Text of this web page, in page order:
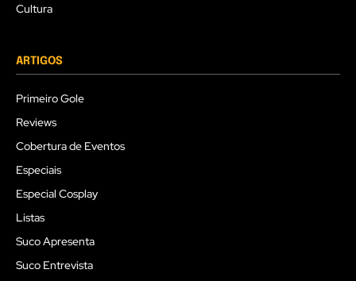
Cultura
ARTIGOS
Primeiro Gole
Reviews
Cobertura de Eventos
Especiais
Especial Cosplay
Listas
Suco Apresenta
Suco Entrevista